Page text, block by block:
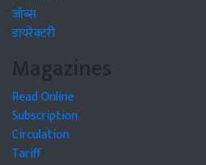
जॉब्स
डायरेक्टरी
Magazines
Read Online
Subscription
Circulation
Tariff